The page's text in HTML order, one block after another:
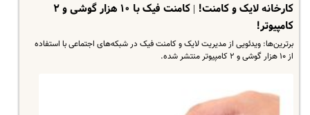
کارخانه لایک و کامنت! | کامنت فیک با ۱۰ هزار گوشی و ۲
کامپیوتر!
برترین‌ها: ویدئویی از مدیریت لایک و کامنت فیک در شبکه‌های اجتماعی با استفاده
از ۱۰ هزار گوشی و ۲ کامپیوتر منتشر شده.